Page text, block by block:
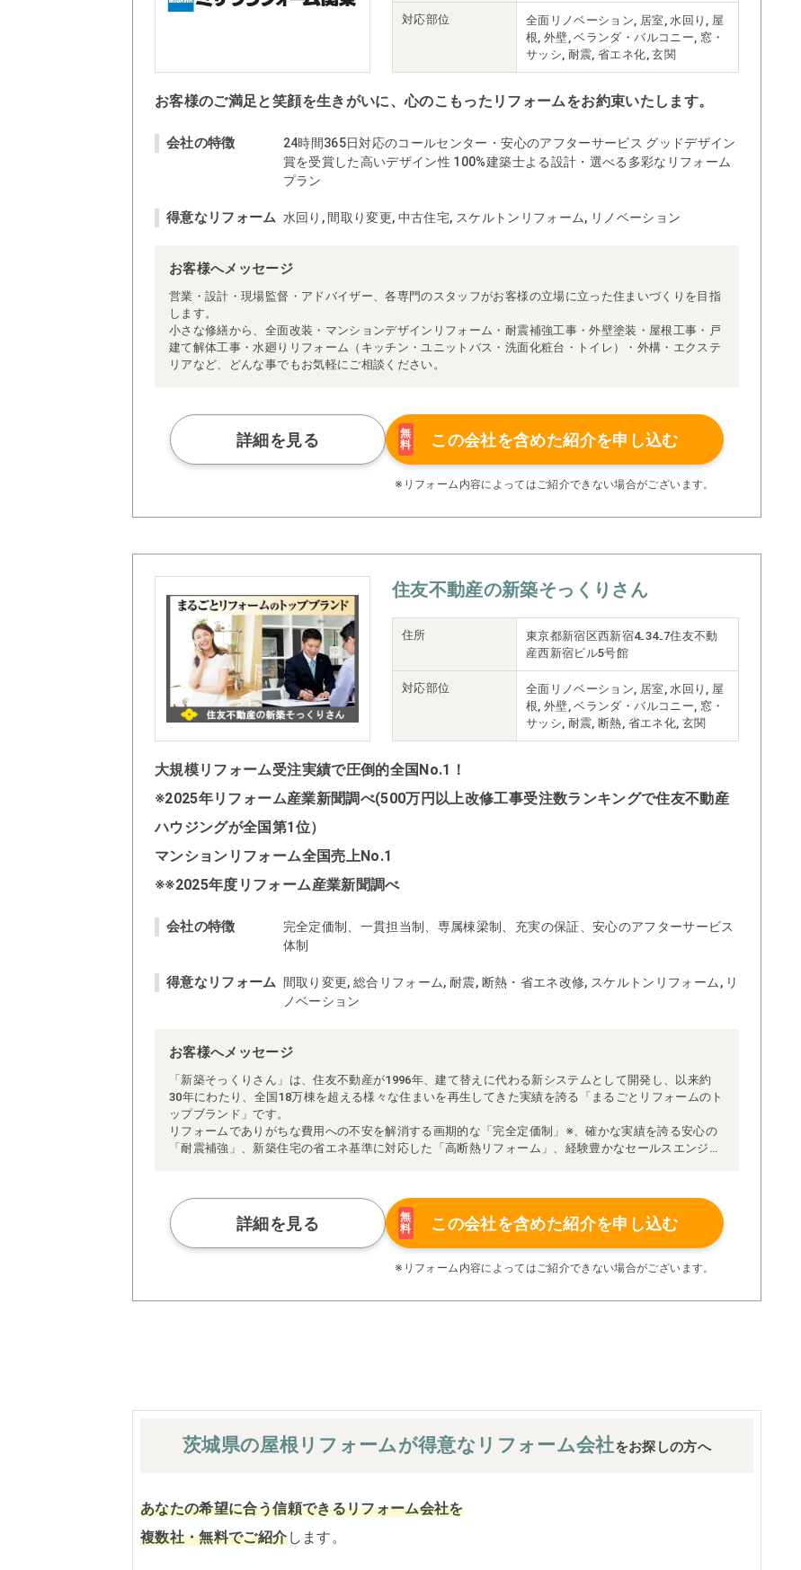
対応部位
全面リノベーション, 居室, 水回り, 屋
根, 外壁, ベランダ・バルコニー, 窓・
サッシ, 耐震, 省エネ化, 玄関
お客様のご満足と笑顔を生きがいに、心のこもったリフォームをお約束いたします。
会社の特徴
24時間365日対応のコールセンター・安心のアフターサービス グッドデザイン
賞を受賞した高いデザイン性 100%建築士よる設計・選べる多彩なリフォーム
プラン
得意なリフォーム 水回り, 間取り変更, 中古住宅, スケルトンリフォーム, リノベーション
お客様へメッセージ
営業・設計・現場監督・アドバイザー、各専門のスタッフがお客様の立場に立った住まいづくりを目指
します。
小さな修繕から、全面改装・マンションデザインリフォーム・耐震補強工事・外壁塗装・屋根工事・戸
建て解体工事・水廻りリフォーム（キッチン・ユニットバス・洗面化粧台・トイレ）・外構・エクステ
リアなど、どんな事でもお気軽にご相談ください。
詳細を見る
無
料
この会社を含めた紹介を申し込む
※リフォーム内容によってはご紹介できない場合がございます。
住友不動産の新築そっくりさん
住所
東京都新宿区西新宿4₋34₋7住友不動
産西新宿ビル5号館
対応部位
全面リノベーション, 居室, 水回り, 屋
根, 外壁, ベランダ・バルコニー, 窓・
サッシ, 耐震, 断熱, 省エネ化, 玄関
大規模リフォーム受注実績で圧倒的全国No.1！
※2025年リフォーム産業新聞調べ(500万円以上改修工事受注数ランキングで住友不動産
ハウジングが全国第1位）
マンションリフォーム全国売上No.1
※※2025年度リフォーム産業新聞調べ
会社の特徴
完全定価制、一貫担当制、専属棟梁制、充実の保証、安心のアフターサービス
体制
得意なリフォーム
間取り変更, 総合リフォーム, 耐震, 断熱・省エネ改修, スケルトンリフォーム, リ
ノベーション
お客様へメッセージ
「新築そっくりさん」は、住友不動産が1996年、建て替えに代わる新システムとして開発し、以来約
30年にわたり、全国18万棟を超える様々な住まいを再生してきた実績を誇る「まるごとリフォームのト
ップブランド」です。
リフォームでありがちな費用への不安を解消する画期的な「完全定価制」※、確かな実績を誇る安心の
「耐震補強」、新築住宅の省エネ基準に対応した「高断熱リフォーム」、経験豊かなセールスエンジニ
られた充実の施工マニュアルや検査体制により高い施工品質を実現。
さらに、住友不動産のリフォームならではの充実の保証、アフターサービス体制で工事後も安心です。
ぜひ、あなたの大切なお住まいの再生を私たちにお任せください！
※お客様のご要望による工事内容変更がない限り着工後の追加費用はありません。
詳細を見る
無
料
この会社を含めた紹介を申し込む
※リフォーム内容によってはご紹介できない場合がございます。
茨城県の屋根 リフォームが得意なリフォーム会社をお探しの方へ
あなたの希望に合う信頼できるリフォーム会社を
複数社・無料でご紹介します。